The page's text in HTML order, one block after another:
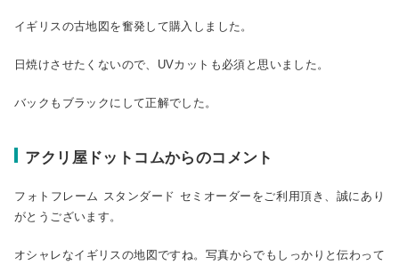
イギリスの古地図を奮発して購入しました。
日焼けさせたくないので、UVカットも必須と思いました。
バックもブラックにして正解でした。
アクリ屋ドットコムからのコメント
フォトフレーム スタンダード セミオーダーをご利用頂き、誠にあり
がとうございます。
オシャレなイギリスの地図ですね。写真からでもしっかりと伝わって